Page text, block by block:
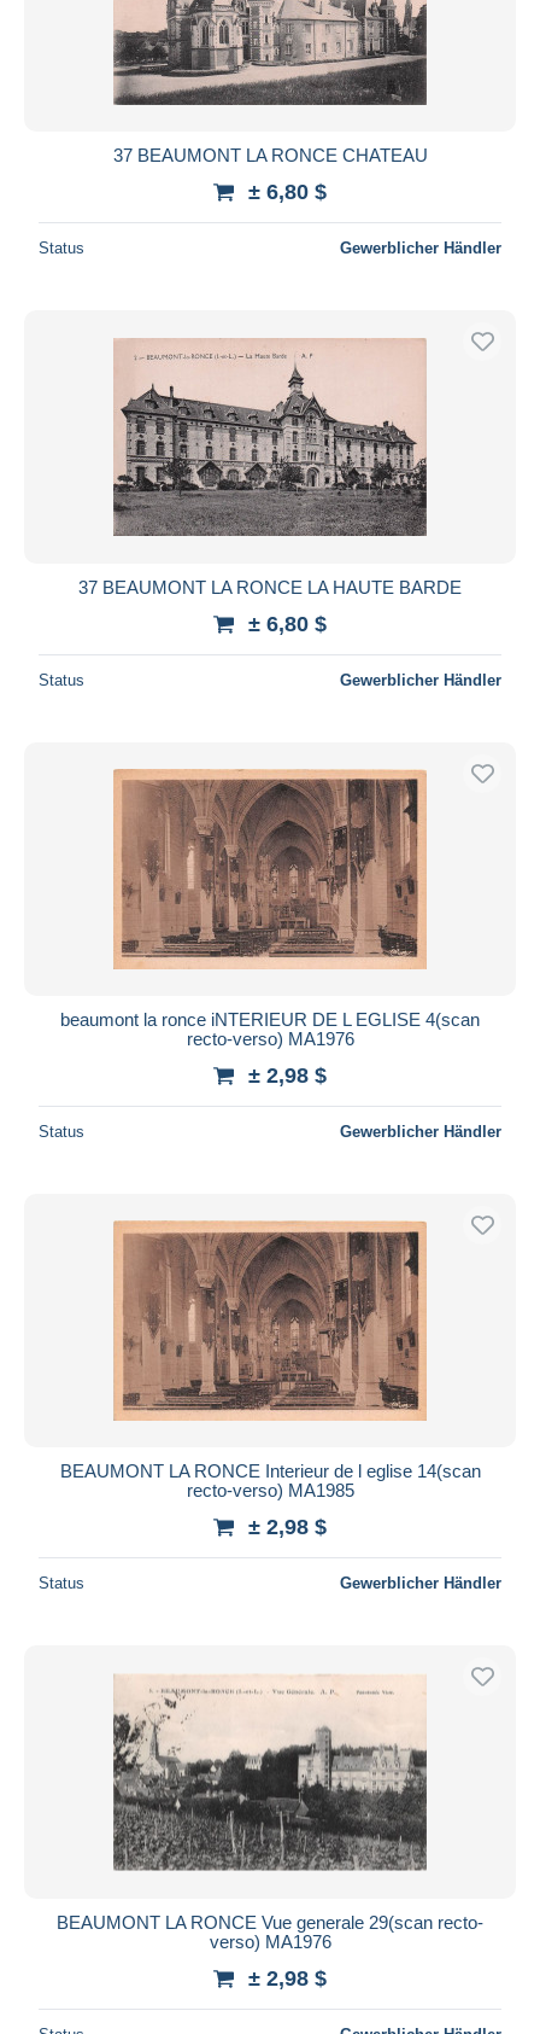
37 BEAUMONT LA RONCE CHATEAU
± 6,80 $
Status Gewerblicher Händler
37 BEAUMONT LA RONCE LA HAUTE BARDE
± 6,80 $
Status Gewerblicher Händler
beaumont la ronce iNTERIEUR DE L EGLISE 4(scan
recto-verso) MA1976
± 2,98 $
Status Gewerblicher Händler
BEAUMONT LA RONCE Interieur de l eglise 14(scan
recto-verso) MA1985
± 2,98 $
Status Gewerblicher Händler
BEAUMONT LA RONCE Vue generale 29(scan recto-
verso) MA1976
± 2,98 $